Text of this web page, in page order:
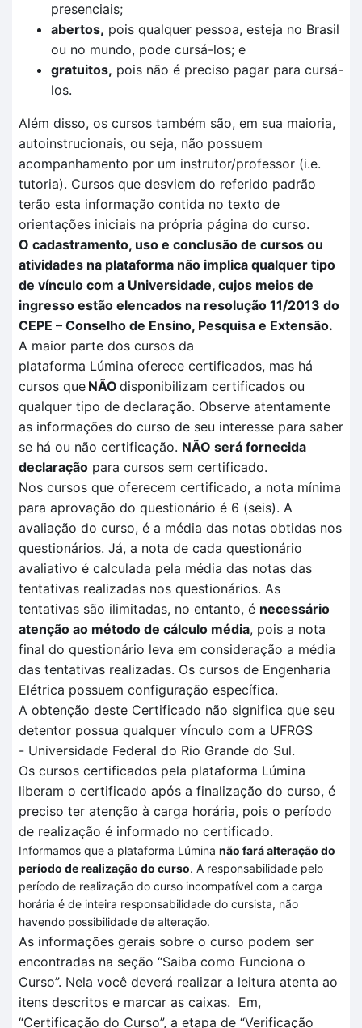
presenciais;
abertos, pois qualquer pessoa, esteja no Brasil
ou no mundo, pode cursá-los; e
gratuitos, pois não é preciso pagar para cursá-
los.
Além disso, os cursos também são, em sua maioria,
autoinstrucionais, ou seja, não possuem
acompanhamento por um instrutor/professor (i.e.
tutoria). Cursos que desviem do referido padrão
terão esta informação contida no texto de
orientações iniciais na própria página do curso.
O cadastramento, uso e conclusão de cursos ou
atividades na plataforma não implica qualquer tipo
de vínculo com a Universidade, cujos meios de
ingresso estão elencados na resolução 11/2013 do
CEPE – Conselho de Ensino, Pesquisa e Extensão.
A maior parte dos cursos da
plataforma Lúmina oferece certificados, mas há
cursos que NÃO disponibilizam certificados ou
qualquer tipo de declaração. Observe atentamente
as informações do curso de seu interesse para saber
se há ou não certificação. NÃO será fornecida
declaração para cursos sem certificado.
Nos cursos que oferecem certificado, a nota mínima
para aprovação do questionário é 6 (seis). A
avaliação do curso, é a média das notas obtidas nos
questionários. Já, a nota de cada questionário
avaliativo é calculada pela média das notas das
tentativas realizadas nos questionários. As
tentativas são ilimitadas, no entanto, é necessário
atenção ao método de cálculo média, pois a nota
final do questionário leva em consideração a média
das tentativas realizadas. Os cursos de Engenharia
Elétrica possuem configuração específica.
A obtenção deste Certificado não significa que seu
detentor possua qualquer vínculo com a UFRGS
- Universidade Federal do Rio Grande do Sul.
Os cursos certificados pela plataforma Lúmina
liberam o certificado após a finalização do curso, é
preciso ter atenção à carga horária, pois o período
de realização é informado no certificado.
Informamos que a plataforma Lúmina não fará alteração do
período de realização do curso. A responsabilidade pelo
período de realização do curso incompatível com a carga
horária é de inteira responsabilidade do cursista, não
havendo possibilidade de alteração.
As informações gerais sobre o curso podem ser
encontradas na seção “Saiba como Funciona o
Curso”. Nela você deverá realizar a leitura atenta ao
itens descritos e marcar as caixas. Em,
“Certificação do Curso”, a etapa de “Verificação